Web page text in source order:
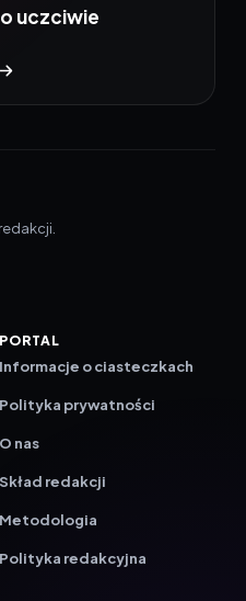
uczciwie
PORTAL
Informacje o ciasteczkach
Polityka prywatności
O nas
Skład redakcji
Metodologia
Polityka redakcyjna